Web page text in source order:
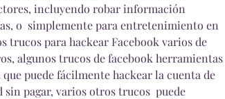
incluyendo robar información
o  simplemente para entretenimiento en
trucos para hackear Facebook varios de
algunos trucos de facebook herramientas
puede fácilmente hackear la cuenta de
sin pagar, varios otros trucos  puede